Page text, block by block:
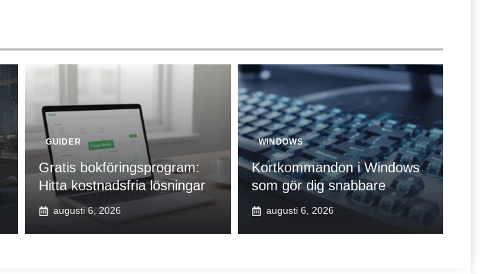
GUIDER
Gratis bokföringsprogram:
Hitta kostnadsfria lösningar
augusti 6, 2026
WINDOWS
Kortkommandon i Windows
som gör dig snabbare
augusti 6, 2026